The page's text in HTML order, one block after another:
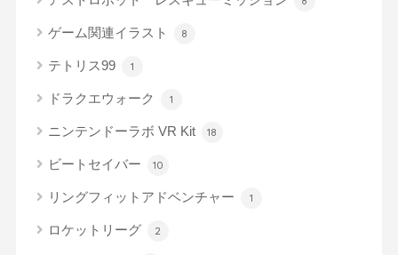
ゲーム関連イラスト 8
テトリス99 1
ドラクエウォーク 1
ニンテンドーラボ VR Kit 18
ビートセイバー 10
リングフィットアドベンチャー 1
ロケットリーグ 2